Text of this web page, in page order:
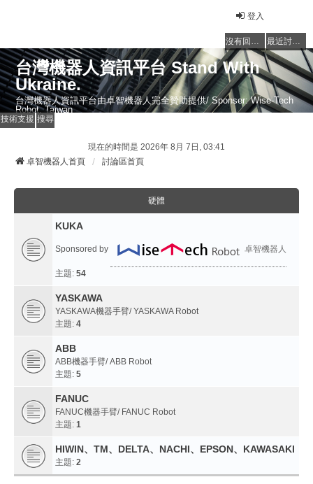
登入
沒有回覆的主題 最近討論的主題
台灣機器人資訊平台 Stand With
Ukraine.
台灣機器人資訊平台由卓智機器人完全贊助提供/ Sponser: Wise-Tech
Robot, Taiwan
技術支援 搜尋
現在的時間是 2026年 8月 7日, 03:41
卓智機器人首頁
討論區首頁
硬體
KUKA
Sponsored by 卓智機器人
主題: 54
YASKAWA
YASKAWA機器手臂/ YASKAWA Robot
主題: 4
ABB
ABB機器手臂/ ABB Robot
主題: 5
FANUC
FANUC機器手臂/ FANUC Robot
主題: 1
HIWIN、TM、DELTA、NACHI、EPSON、KAWASAKI
主題: 2